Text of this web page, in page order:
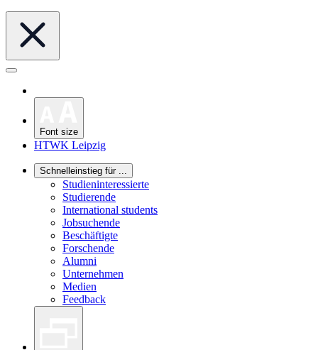
Font size
HTWK Leipzig
Schnelleinstieg für ...
Studieninteressierte
Studierende
International students
Jobsuchende
Beschäftigte
Forschende
Alumni
Unternehmen
Medien
Feedback